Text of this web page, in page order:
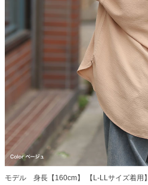
モデル 身長【160cm】 【L-LLサイズ着用】